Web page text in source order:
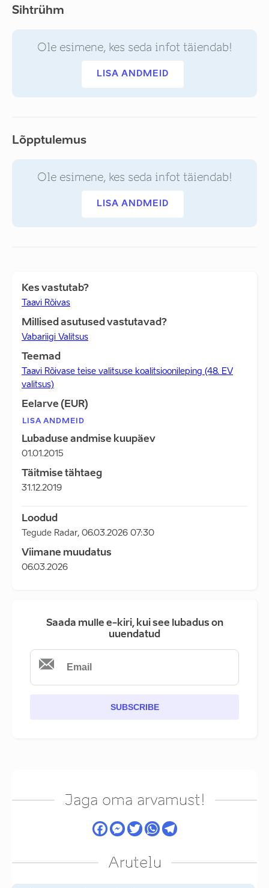
Sihtrühm
Ole esimene, kes seda infot täiendab!
LISA ANDMEID
Lõpptulemus
Ole esimene, kes seda infot täiendab!
LISA ANDMEID
Kes vastutab?
Taavi Rõivas
Millised asutused vastutavad?
Vabariigi Valitsus
Teemad
Taavi Rõivase teise valitsuse koalitsioonileping (48. EV
valitsus)
Eelarve (EUR)
LISA ANDMEID
Lubaduse andmise kuupäev
01.01.2015
Täitmise tähtaeg
31.12.2019
Loodud
Tegude Radar, 06.03.2026 07:30
Viimane muudatus
06.03.2026
Saada mulle e-kiri, kui see lubadus on
uuendatud
SUBSCRIBE
Jaga oma arvamust!
Arutelu